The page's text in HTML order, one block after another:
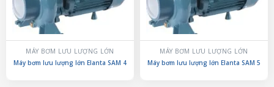
MÁY BƠM LƯU LƯỢNG LỚN
Máy bơm lưu lượng lớn Elanta SAM 4
MÁY BƠM LƯU LƯỢNG LỚN
Máy bơm lưu lượng lớn Elanta SAM 5